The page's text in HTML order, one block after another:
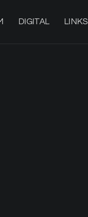
DIGITAL LINKS